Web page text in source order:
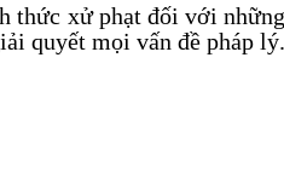
thức xử phạt đối với
quyết mọi vấn đề pháp